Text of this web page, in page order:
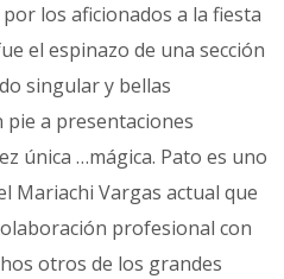
los aficionados a la fiesta
el espinazo de una sección
singular y bellas
a presentaciones
única …mágica. Pato es uno
Mariachi Vargas actual que
profesional con
otros de los grandes